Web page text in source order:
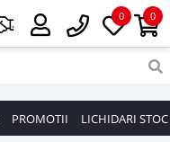
0
0
PROMOTII LICHIDARI STOC